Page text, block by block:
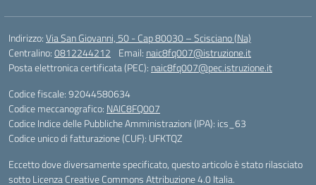
Indirizzo:Via San Giovanni, 50 - Cap 80030 – Scisciano (Na)
Centralino:0812244212 Email: naic8fq007@istruzione.it
Posta elettronica certificata (PEC): naic8fq007@pec.istruzione.it
Codice fiscale: 92044580634
Codice meccanografico: NAIC8FQ007
Codice Indice delle Pubbliche Amministrazioni (IPA): ics_63
Codice unico di fatturazione (CUF): UFKTQZ
Eccetto dove diversamente specificato, questo articolo è stato rilasciato
sotto Licenza Creative Commons Attribuzione 4.0 Italia.